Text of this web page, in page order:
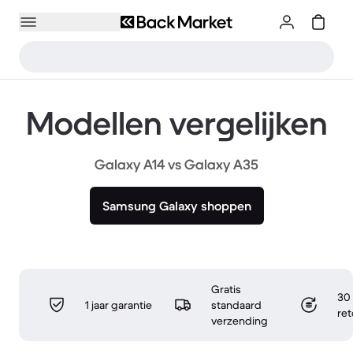
Modellen vergelijken
Galaxy A14 vs Galaxy A35
Samsung Galaxy shoppen
1 jaar garantie
Gratis
standaard
verzending
30